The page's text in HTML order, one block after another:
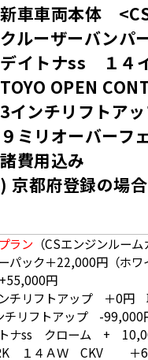
新車車両本体
クルーザーバンパ
デイトナss １４
TOYO OPEN
3インチリフトア
９ミリオーバー
諸費用込み
京都府登録の場合
ラン （CSエンジンルー
パック＋22,000円（ホワ
円
チリフトアップ ＋0円
チリフトアップ -
トナss クローム +
１４ＡＷ CKV ＋